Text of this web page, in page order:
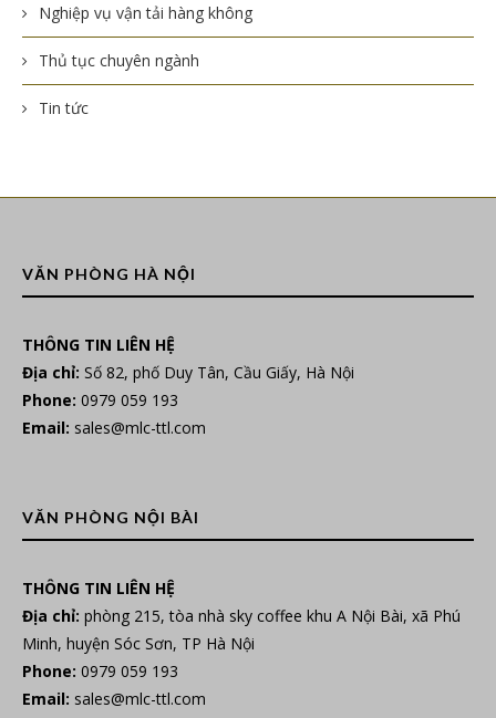
Nghiệp vụ vận tải hàng không
Thủ tục chuyên ngành
Tin tức
VĂN PHÒNG HÀ NỘI
THÔNG TIN LIÊN HỆ
Địa chỉ: Số 82, phố Duy Tân, Cầu Giấy, Hà Nội
Phone: 0979 059 193
Email: sales@mlc-ttl.com
VĂN PHÒNG NỘI BÀI
THÔNG TIN LIÊN HỆ
Địa chỉ: phòng 215, tòa nhà sky coffee khu A Nội Bài, xã Phú
Minh, huyện Sóc Sơn, TP Hà Nội
Phone: 0979 059 193
Email: sales@mlc-ttl.com